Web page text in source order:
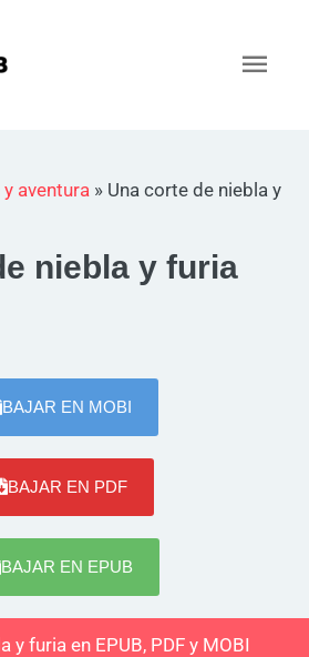
aventura » Una corte de niebla y
niebla y furia
BAJAR EN MOBI
BAJAR EN PDF
BAJAR EN EPUB
y furia en EPUB, PDF y MOBI